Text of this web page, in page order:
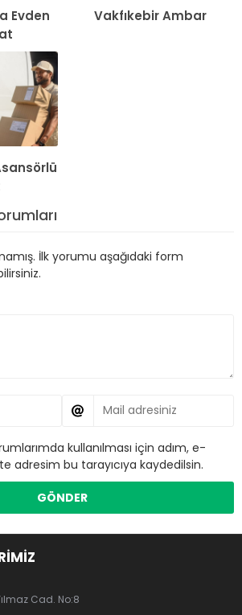
Evden
Vakfıkebir Ambar
İlk yorumu aşağıdaki form
kullanılması için adım, e-
adresim bu tarayıcıya kaydedilsin.
Cad. No:8